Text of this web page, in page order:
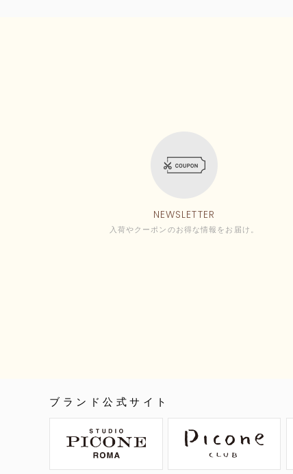
NEWSLETTER
入荷やクーポンのお得な情報をお届け。
ブランド公式サイト